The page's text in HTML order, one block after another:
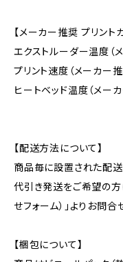
【メーカー推奨 プリントガ
エクストルーダー温度
プリント速度（メーカー
ヒートベッド温度（メー
【配送方法について】
商品毎に設置された配送
代引き発送をご希望の方
せフォーム）」よりお問合
【梱包について】